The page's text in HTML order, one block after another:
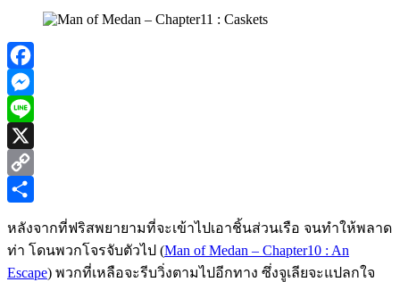
Facebook
Messenger
Line
X
Copy
หลังจากที่ฟริสพยายามที่จะเข้าไปเอาชิ้นส่วนเรือ จนทำให้พลาด
ท่า โดนพวกโจรจับตัวไป (Man of Medan – Chapter10 : An
Escape) พวกที่เหลือจะรีบวิ่งตามไปอีกทาง ซึ่งจูเลียจะแปลกใจ